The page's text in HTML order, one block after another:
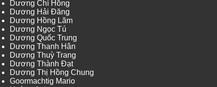
Dương Chí Hồng
Dương Hải Đăng
Dương Hồng Lãm
Dương Ngọc Tú
Dương Quốc Trung
Dương Thanh Hân
Dương Thuỳ Trang
Dương Thành Đạt
Dương Thị Hồng Chung
Goormachtig Mario